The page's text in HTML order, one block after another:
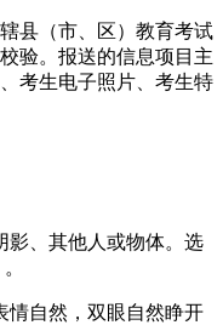
县（市、区）教育考试
验。报送的信息项目主
考生电子照片、考生特
影、其他人或物体。选
情自然，双眼自然睁开